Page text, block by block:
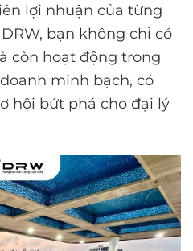
lợi nhuận của từng
bạn không chỉ có
còn hoạt động trong
minh bạch, có
hội bứt phá cho đại lý